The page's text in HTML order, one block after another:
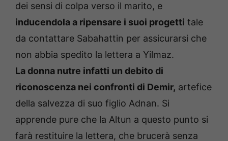
dei sensi di colpa verso il marito, e
inducendola a ripensare i suoi progetti tale
da contattare Sabahattin per assicurarsi che
non abbia spedito la lettera a Yilmaz.
La donna nutre infatti un debito di
riconoscenza nei confronti di Demir, artefice
della salvezza di suo figlio Adnan. Si
apprende pure che la Altun a questo punto si
farà restituire la lettera, che brucerà senza